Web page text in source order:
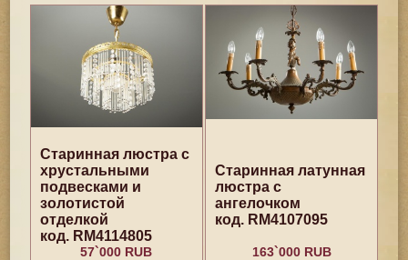
Старинная люстра с
хрустальными
подвесками и
золотистой
отделкой
код. RM4114805
57`000 RUB
Старинная латунная
люстра с
ангелочком
код. RM4107095
163`000 RUB